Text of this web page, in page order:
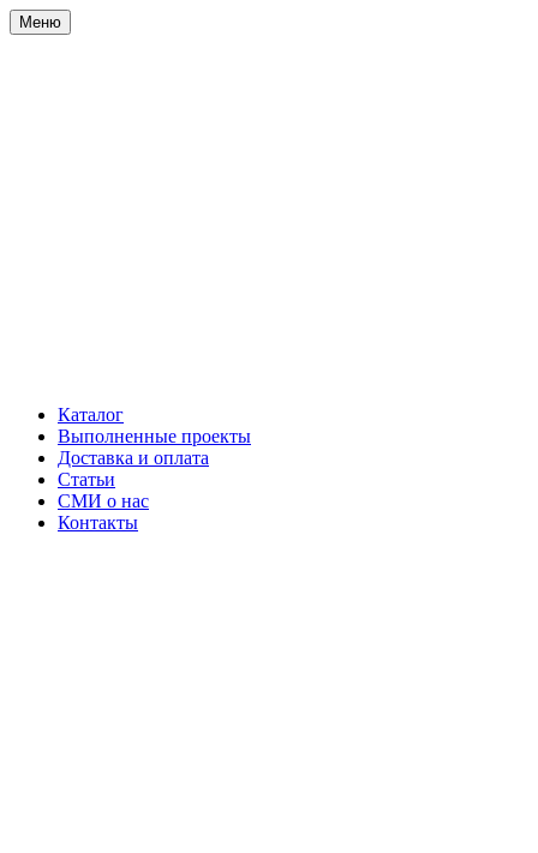
Меню
Каталог
Выполненные проекты
Доставка и оплата
Статьи
СМИ о нас
Контакты